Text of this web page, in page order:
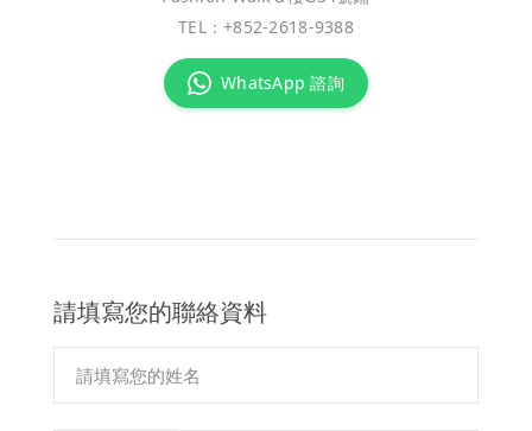
TEL：+852-2618-9388
WhatsApp 諮詢
請填寫您的聯絡資料